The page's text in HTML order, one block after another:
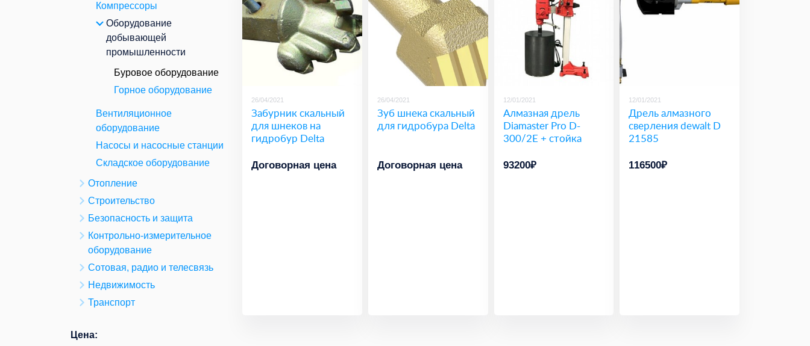
Компрессоры
Оборудование
добывающей
промышленности
Буровое оборудование
Горное оборудование
Вентиляционное
оборудование
Насосы и насосные станции
Складское оборудование
Отопление
Строительство
Безопасность и защита
Контрольно-измерительное
оборудование
Сотовая, радио и телесвязь
Недвижимость
Транспорт
Цена:
26/04/2021
Забурник скальный
для шнеков на
гидробур Delta
Договорная цена
26/04/2021
Зуб шнека скальный
для гидробура Delta
Договорная цена
12/01/2021
Алмазная дрель
Diamaster Pro D-
300/2E + стойка
93200₽
12/01/2021
Дрель алмазного
сверления dewalt D
21585
116500₽